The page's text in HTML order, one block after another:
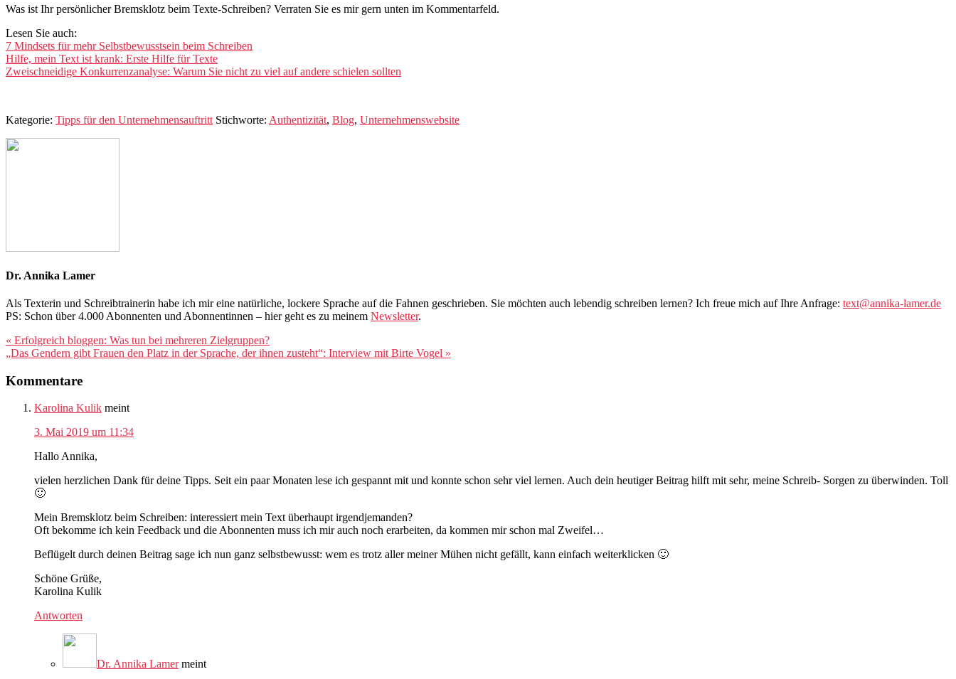
Was ist Ihr persönlicher Bremsklotz beim Texte-Schreiben? Verraten Sie es mir gern unten im Kommentarfeld.
Lesen Sie auch:
7 Mindsets für mehr Selbstbewusstsein beim Schreiben
Hilfe, mein Text ist krank: Erste Hilfe für Texte
Zweischneidige Konkurrenzanalyse: Warum Sie nicht zu viel auf andere schielen sollten
Kategorie: Tipps für den Unternehmensauftritt Stichworte: Authentizität, Blog, Unternehmenswebsite
Dr. Annika Lamer
Als Texterin und Schreibtrainerin habe ich mir eine natürliche, lockere Sprache auf die Fahnen geschrieben. Sie möchten auch lebendig schreiben lernen? Ich freue mich auf Ihre Anfrage: text@annika-lamer.de
PS: Schon über 4.000 Abonnenten und Abonnentinnen – hier geht es zu meinem Newsletter.
Vorheriger
Beitrag:
« Erfolgreich bloggen: Was tun bei mehreren Zielgruppen?
Nächster
„Das Gendern gibt Frauen den Platz in der Sprache, der ihnen zusteht“: Interview mit Birte Vogel »
Interaktionen
Kommentare
Karolina Kulik meint
3. Mai 2019 um 11:34
Hallo Annika,
vielen herzlichen Dank für deine Tipps. Seit ein paar Monaten lese ich gespannt mit und konnte schon sehr viel lernen. Auch dein heutiger Beitrag hilft mit sehr, meine Schreib- Sorgen zu überwinden. Toll
🙂
Mein Bremsklotz beim Schreiben: interessiert mein Text überhaupt irgendjemanden?
Oft bekomme ich kein Feedback und die Abonnenten muss ich mir auch noch erarbeiten, da kommen mir schon mal Zweifel…
Beflügelt durch deinen Beitrag sage ich nun ganz selbstbewusst: wem es trotz aller meiner Mühen nicht gefällt, kann einfach weiterklicken 🙂
Schöne Grüße,
Karolina Kulik
Antworten
Dr. Annika Lamer meint